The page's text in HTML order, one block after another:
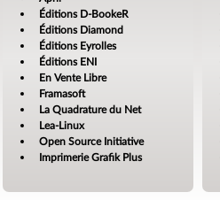
Éditions D-BookeR
Éditions Diamond
Éditions Eyrolles
Éditions ENI
En Vente Libre
Framasoft
La Quadrature du Net
Lea-Linux
Open Source Initiative
Imprimerie Grafik Plus